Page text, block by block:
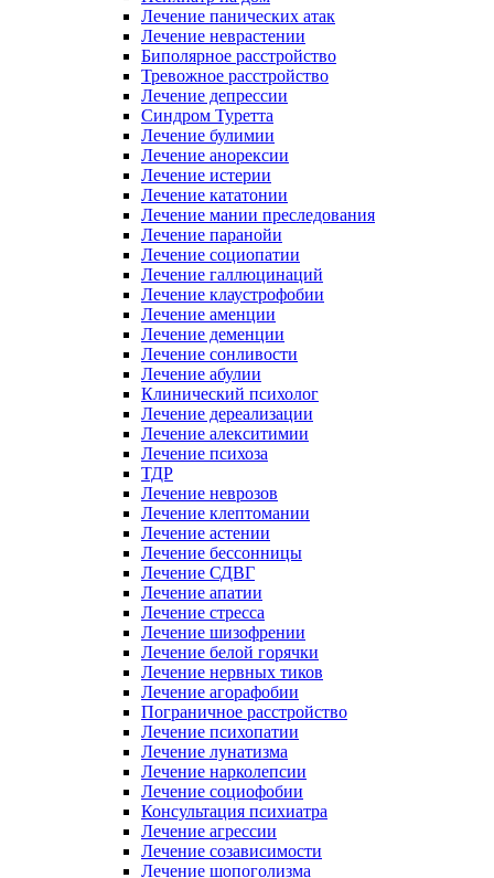
Лечение панических атак
Лечение неврастении
Биполярное расстройство
Тревожное расстройство
Лечение депрессии
Синдром Туретта
Лечение булимии
Лечение анорексии
Лечение истерии
Лечение кататонии
Лечение мании преследования
Лечение паранойи
Лечение социопатии
Лечение галлюцинаций
Лечение клаустрофобии
Лечение аменции
Лечение деменции
Лечение сонливости
Лечение абулии
Клинический психолог
Лечение дереализации
Лечение алекситимии
Лечение психоза
ТДР
Лечение неврозов
Лечение клептомании
Лечение астении
Лечение бессонницы
Лечение СДВГ
Лечение апатии
Лечение стресса
Лечение шизофрении
Лечение белой горячки
Лечение нервных тиков
Лечение агорафобии
Пограничное расстройство
Лечение психопатии
Лечение лунатизма
Лечение нарколепсии
Лечение социофобии
Консультация психиатра
Лечение агрессии
Лечение созависимости
Лечение шопоголизма